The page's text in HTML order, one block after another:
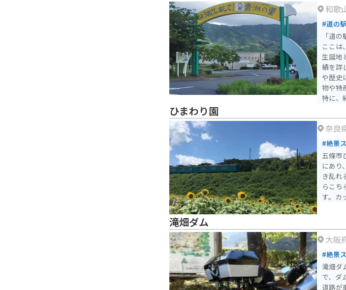
和歌
#道の
「道
ここは
生誕地として
績を詳
や歴史
物や特
特に、
れる場
す。周
憩スポ
薬の
どころ
う。
ひまわり園
奈良
#絶景
五條市
にあり
き乱れ
らこち
す。カ
滝畑ダム
大阪
#絶景
滝畑ダ
で、ダ
道路が